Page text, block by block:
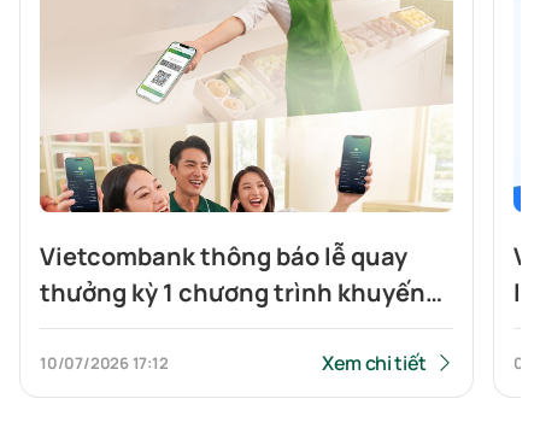
Vietcombank thông báo lễ quay
thưởng kỳ 1 chương trình khuyến
mại " Có Vietcombank, rinh quà kỳ
tích"
10/07/2026 17:12 Xem chi tiết